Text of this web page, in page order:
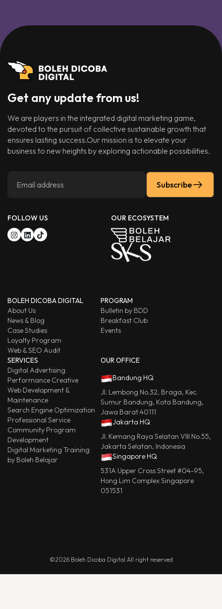
Get any update from us!
We are players in the integrated digital marketing game,
devoted to the pursuit of collective sustainable growth that
ensures lasting success.Our mission is to elevate your
business to new heights by exploring actionable possibilities.
Subscribe
FOLLOW US OUR ECOSYSTEM
BOLEH DICOBA DIGITAL
About Us
News & Blog
Case Studies
Loyalty Program
Web & SEO Audit
PROGRAM
Bulletin by BDD
Breakfast Club
Events
SERVICES
Digital Advertising
Performance Creative
Web Development &
Maintenance
Search Engine Optimization
Professional Service
Community Program
Development
Digital Marketing Training
by Boleh Belajar
OUR OFFICE
Bandung HQ
Jl. Lembong No.32, Braga, Kec.
Sumur Bandung, Kota Bandung,
Jawa Barat 40111
Jakarta HQ
Jl. Kemang Raya Selatan VIII No.55,
Jakarta Selatan, Indonesia
Singapore HQ
531A Upper Cross Street #04-95,
Hong Lim Complex Singapore
051531
©2026 Boleh Dicoba Digital All right reserved